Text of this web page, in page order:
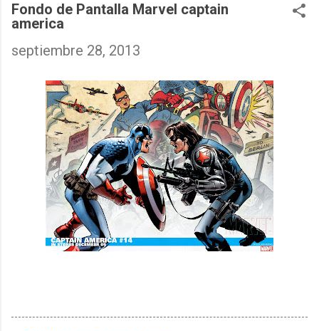
Fondo de Pantalla Marvel captain
america
septiembre 28, 2013